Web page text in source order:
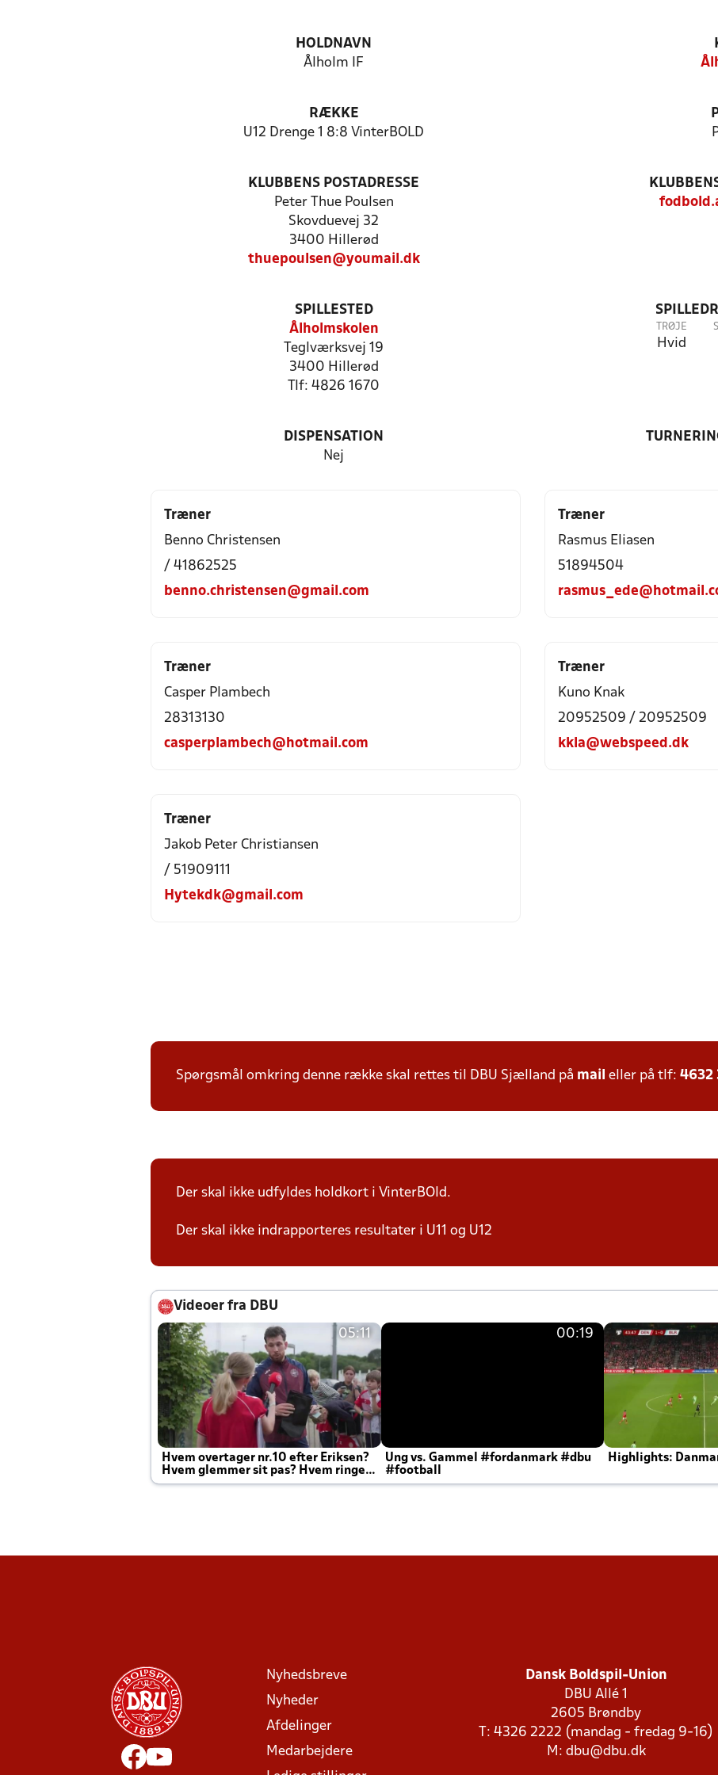
HOLDNAVN
Ålholm IF
RÆKKE
U12 Drenge 1 8:8 VinterBOLD
KLUBBENS POSTADRESSE
Peter Thue Poulsen
Skovduevej 32
3400 Hillerød
thuepoulsen@youmail.dk
SPILLESTED
Ålholmskolen
Teglværksvej 19
3400 Hillerød
Tlf: 4826 1670
TRØJE
Hvid
DISPENSATION
Nej
Træner
Benno Christensen
/ 41862525
benno.christensen@gmail.com
Træner
Rasmus Eliasen
51894504
Træner
Casper Plambech
28313130
casperplambech@hotmail.com
Træner
Kuno Knak
20952509 / 20952509
kkla@webspeed.dk
Træner
Jakob Peter Christiansen
/ 51909111
Hytekdk@gmail.com
Spørgsmål omkring denne række skal rettes til DBU Sjælland på mail eller på tlf: 4632
Der skal ikke udfyldes holdkort i VinterBOld.
Der skal ikke indrapporteres resultater i U11 og U12
Videoer fra DBU
05:11
Hvem overtager nr.10 efter Eriksen?
Hvem glemmer sit pas? Hvem ringer
Joachim altid til efter kampe?
00:19
Ung vs. Gammel #fordanmark #dbu
#football
Highlights:
Nyhedsbreve
Nyheder
Afdelinger
Medarbejdere
Dansk Boldspil-Union
DBU Allé 1
2605 Brøndby
T: 4326 2222 (mandag - fredag 9-16)
M: dbu@dbu.dk